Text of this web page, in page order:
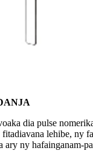
dia pulse
fitadiavana lehibe, ny
ary ny hafainganam-